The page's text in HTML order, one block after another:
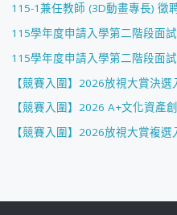
115-1兼任教師 (3D動畫專長) 徵
115學年度申請入學第二階段面
115學年度申請入學第二階段面
【競賽入圍】2026放視大賞決選
【競賽入圍】2026 A+文化資產
【競賽入圍】2026放視大賞複選